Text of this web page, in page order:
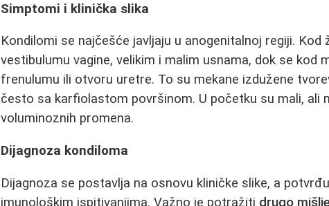
Simptomi i klinička slika
Kondilomi se najčešće javljaju u anogenitalnoj regiji. Kod
vestibulumu vagine, velikim i malim usnama, dok se kod
frenulumu ili otvoru uretre. To su mekane izdužene
često sa karfiolastom površinom. U početku su mali, ali
voluminoznih promena.
Dijagnoza kondiloma
Dijagnoza se postavlja na osnovu kliničke slike, a
imunološkim ispitivanjima. Važno je potražiti drugo